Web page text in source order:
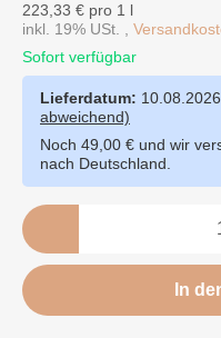
223,33 € pro 1 l
inkl. 19% USt. ,
Sofort verfügbar
Lieferdatum:
abweichend)
Noch 49,00 € und wir
nach Deutschland.
In